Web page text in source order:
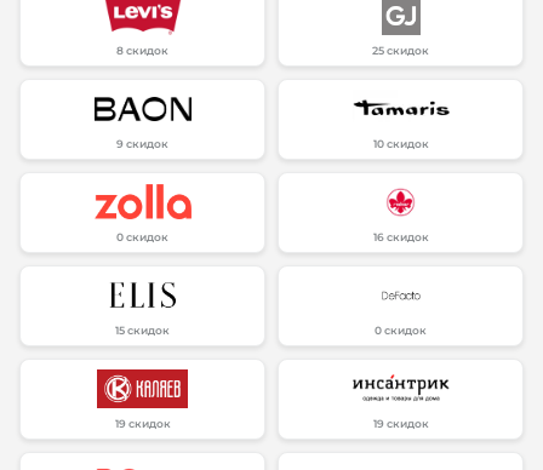
8 скидок 25 скидок
9 скидок 10 скидок
0 скидок 16 скидок
15 скидок 0 скидок
19 скидок 19 скидок